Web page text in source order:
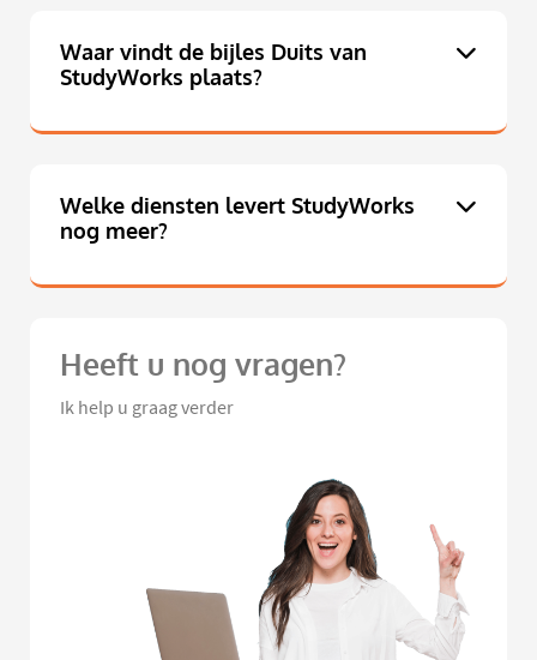
Waar vindt de bijles Duits van
StudyWorks plaats?
Welke diensten levert StudyWorks
nog meer?
Heeft u nog vragen?
Ik help u graag verder